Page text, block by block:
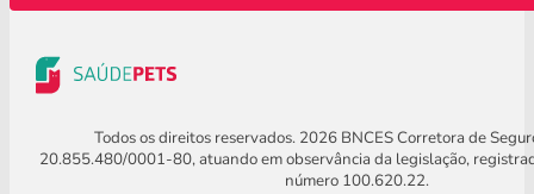
Todos os direitos reservados. 2026 BNCES Corretora de
20.855.480/0001-80, atuando em observância da legislação,
número 100.620.22.